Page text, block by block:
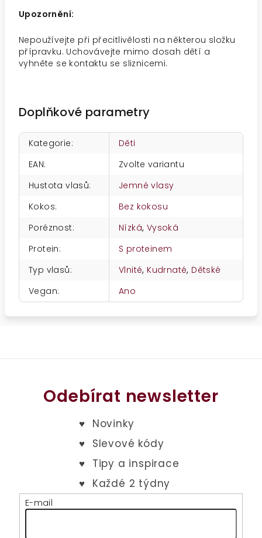
Upozornění:
Nepoužívejte při přecitlivělosti na některou složku
přípravku. Uchovávejte mimo dosah dětí a
vyhněte se kontaktu se sliznicemi.
Doplňkové parametry
Kategorie:
Děti
EAN:
Zvolte variantu
Hustota vlasů:
Jemné vlasy
Kokos:
Bez kokosu
Poréznost: Nízká, Vysoká
Protein:
S proteinem
Typ vlasů: Vlnité, Kudrnaté, Dětské
Vegan: Ano
Odebírat newsletter
E-mail